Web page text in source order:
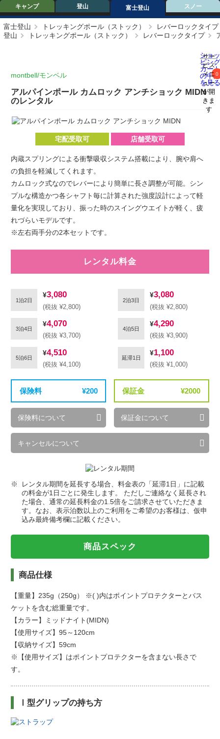
キャンプ 登山 富士登山 スノー
富士登山 トレッキングポール（ストック）
レバーロックタイプ
登山
トレッキングポール（ストック） レバーロックタイプ
ショ
ピン
カー
の中
を見
0
サー
ビス
メニ
ュー
が開
きま
す
montbell/モンベル
アルパインポール カムロック アンチショック MIDN
のレンタル
宅配受取可 店舗受取可
内蔵スプリングによる衝撃吸収システム搭載により、腕や肩へ
の負担を軽減してくれます。
カムロック式なのでレバーにより簡単に長さ調整が可能。シン
プルな構造かつ各シャフト毎に計算された強度設計によって軽
量化を実現しており、振った時のスイングウエイトが軽く、疲
れづらいモデルです。
※左右両手分の2本セットです。
レンタル料金
1泊2日
3,080
(税抜 ¥2,800)
2泊3日
3,080
(税抜 ¥2,800)
3泊4日
4,070
(税抜 ¥3,700)
4泊5日
4,290
(税抜 ¥3,900)
5泊6日
4,510
(税抜 ¥4,100)
延滞1日
1,100
(税抜 ¥1,000)
保険料 200
保険料について
保証金 2000
保証金について
キャンセルについて
レンタル期間を延長する場合、料金表の「延滞1日」に記載
の料金が1日ごとに発生します。 ただしご連絡なく延長され
た場合、通常の延長料金の1.5倍をご請求させていただきま
す。なお、表示泊数以上のご利用をご希望のお客様は、仮申
込み最終備考欄に記載ください。
商品スペック
商品仕様
【重量】235g（250g） ※( )内はポイントプロテクターとバス
ケットを含む総重量です。
【カラー】ミッドナイト(MIDN)
【使用サイズ】95～120cm
【収納サイズ】59cm
※【使用サイズ】はポイントプロテクターを含まない長さで
す。
Ⅰ型グリップの持ち方